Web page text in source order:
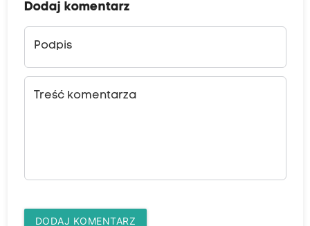
Dodaj komentarz
Podpis
Treść komentarza
DODAJ KOMENTARZ